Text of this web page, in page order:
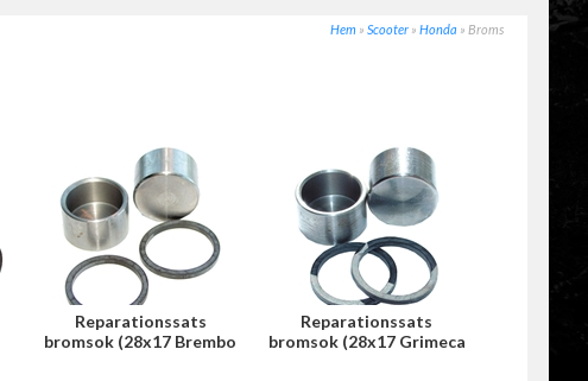
Hem » Scooter » Honda » Broms
Reparationssats
bromsok (28x17 Brembo
Reparationssats
bromsok (28x17 Grimeca